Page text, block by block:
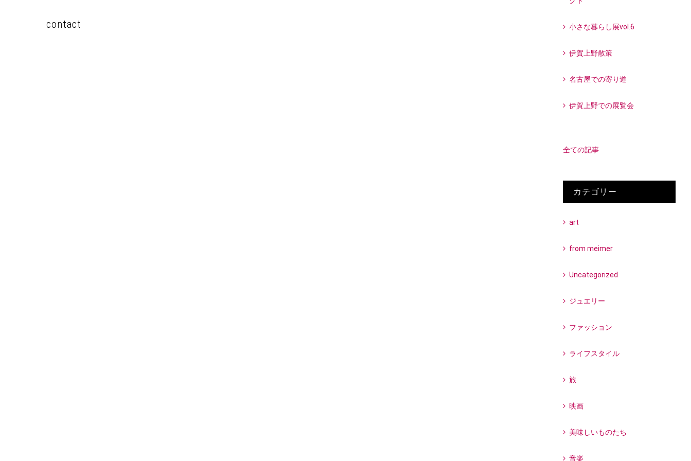
contact 小さな暮らし展vol.6
伊賀上野散策
名古屋での寄り道
伊賀上野での展覧会
全ての記事
カテゴリー
art
from meimer
Uncategorized
ジュエリー
ファッション
ライフスタイル
旅
映画
美味しいものたち
音楽